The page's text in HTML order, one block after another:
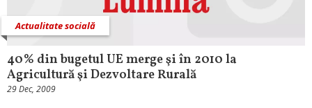
Actualitate socială
40% din bugetul UE merge şi în 2010 la
Agricultură şi Dezvoltare Rurală
29 Dec, 2009